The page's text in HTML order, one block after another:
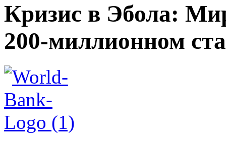
Кризис в Эбола:
200-миллионном